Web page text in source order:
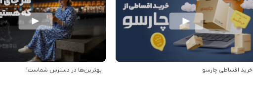
خرید اقساطی چارسو بهترین‌ها در دسترس شماست!